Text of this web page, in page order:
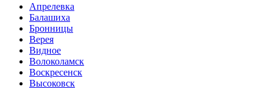
Апрелевка
Балашиха
Бронницы
Верея
Видное
Волоколамск
Воскресенск
Высоковск